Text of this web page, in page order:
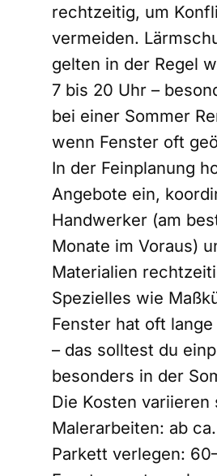
rechtzeitig, um
vermeiden.
gelten in der Regel
7 bis 20 Uhr –
bei einer Sommer
wenn Fenster oft
In der Feinplanung
Angebote ein,
Handwerker (am
Monate im Voraus)
Materialien
Spezielles wie
Fenster hat oft
– das solltest du
besonders in der
Die Kosten variieren
Malerarbeiten: ab
Parkett verlegen: